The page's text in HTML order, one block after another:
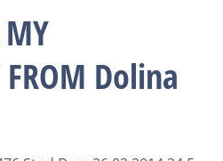
MY
FROM Dolina